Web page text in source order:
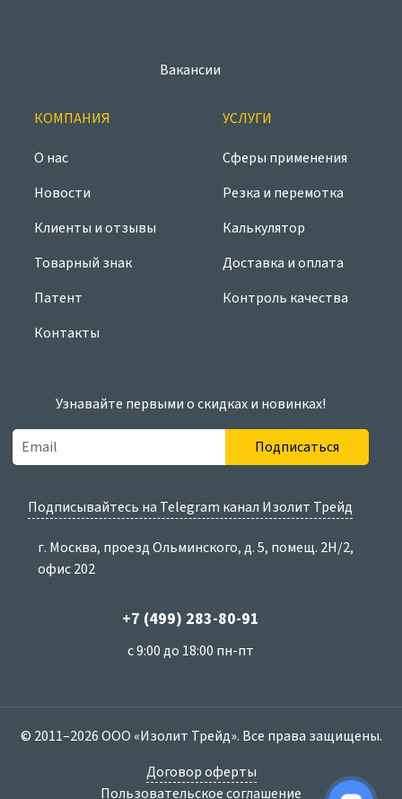
Вакансии
КОМПАНИЯ
О нас
Новости
Клиенты и отзывы
Товарный знак
Патент
Контакты
УСЛУГИ
Сферы применения
Резка и перемотка
Калькулятор
Доставка и оплата
Контроль качества
Узнавайте первыми о скидках и новинках!
Подписаться
Подписывайтесь на Telegram канал Изолит Трейд
г. Москва, проезд Ольминского, д. 5, помещ. 2Н/2,
офис 202
+7 (499) 283-80-91
с 9:00 до 18:00 пн-пт
© 2011–2026 ООО «Изолит Трейд». Все права защищены.
Договор оферты
Пользовательское соглашение